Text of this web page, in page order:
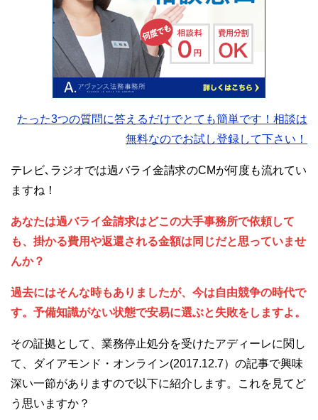
たった3つの質問に答えるだけでとても簡単です！相談は
無料なのでお試し登録して下さい！
テレビ､ラジオでは過バライ金請求のCMが何度も流れてい
ますね！
あなたは過バライ金請求はどこの大手事務所で依頼して
も、掛かる費用や返還される金額は同じだと思っていませ
んか？
過去にはそんな時もありましたが、今は自由競争の時代で
す。予備知識がない状態で安易に選ぶと失敗をしますよ。
その証拠として、業務停止処分を受けたアディーレに関し
て、ダイアモンド・オンライン(2017.12.7）の記事で興味
深い一節がありますので以下に紹介します。これを見てど
う思いますか？